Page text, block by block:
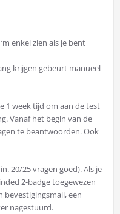
enkel zien als je bent
krijgen gebeurt manueel
1 week tijd om aan de test
Vanaf het begin van de
te beantwoorden. Ook
20/25 vragen goed). Als je
2-badge toegewezen
bevestigingsmail, een
nagestuurd.